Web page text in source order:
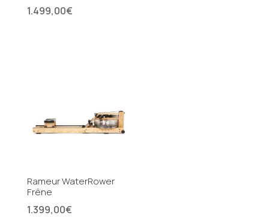
1.499,00€
Rameur WaterRower
Frêne
1.399,00€